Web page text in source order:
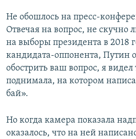
Не обошлось на пресс-
Отвечая на вопрос, не скучно
на выборы президента в 2018
кандидата-оппонента, Путин
обострить ваш вопрос, я
поднимала, на котором
бай».
Но когда камера показала
оказалось, что на ней